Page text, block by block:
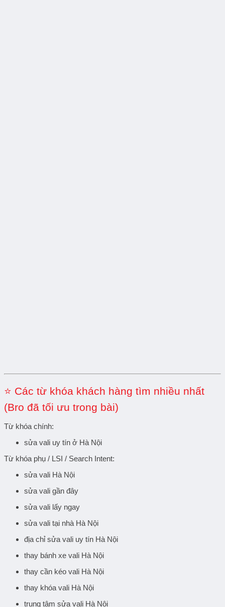
⭐ Các từ khóa khách hàng tìm nhiều nhất
(Bro đã tối ưu trong bài)
Từ khóa chính:
sửa vali uy tín ở Hà Nội
Từ khóa phụ / LSI / Search Intent:
sửa vali Hà Nội
sửa vali gần đây
sửa vali lấy ngay
sửa vali tại nhà Hà Nội
địa chỉ sửa vali uy tín Hà Nội
thay bánh xe vali Hà Nội
thay cần kéo vali Hà Nội
thay khóa vali Hà Nội
trung tâm sửa vali Hà Nội